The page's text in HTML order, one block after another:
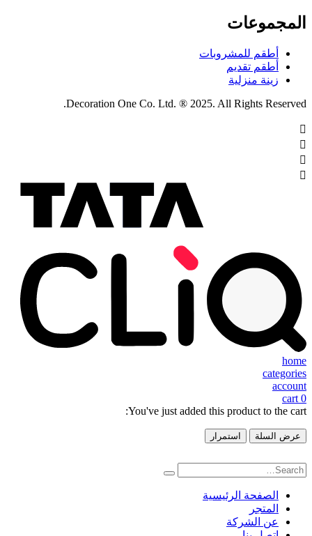
المجموعات
أطقم للمشروبات
أطقم تقديم
زينة منزلية
Decoration One Co. Ltd. ® 2025. All Rights Reserved.
home
categories
account
0
cart
You've just added this product to the cart:
عرض السلة استمرار
الصفحة الرئيسية
المتجر
عن الشركة